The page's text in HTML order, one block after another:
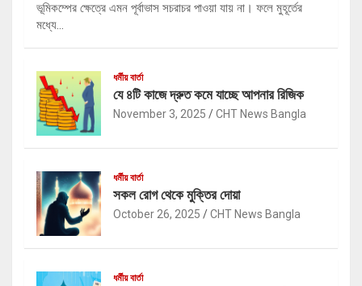
ভূমিকম্পের ক্ষেত্রে এমন পূর্বাভাস সচরাচর পাওয়া যায় না। ফলে মুহূর্তের
মধ্যে…
ধর্মীয় বার্তা
যে ৪টি কাজে দ্রুত কমে যাচ্ছে আপনার রিজিক
November 3, 2025 CHT News Bangla
ধর্মীয় বার্তা
সকল রোগ থেকে মুক্তির দোয়া
October 26, 2025 CHT News Bangla
ধর্মীয় বার্তা